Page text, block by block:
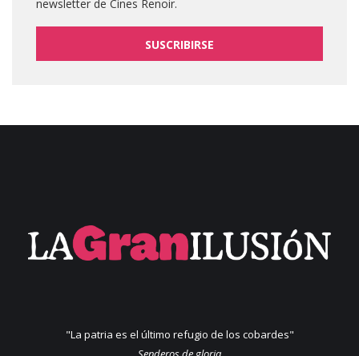
newsletter de Cines Renoir.
SUSCRIBIRSE
"La patria es el último refugio de los cobardes"